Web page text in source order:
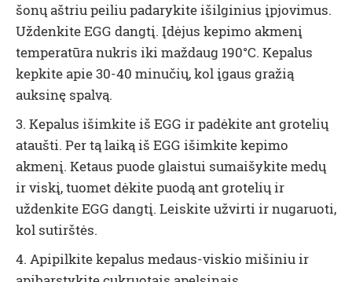
šonų aštriu peiliu padarykite išilginius įpjovimus.
Uždenkite EGG dangtį. Įdėjus kepimo akmenį
temperatūra nukris iki maždaug 190°C. Kepalus
kepkite apie 30-40 minučių, kol įgaus gražią
auksinę spalvą.
3. Kepalus išimkite iš EGG ir padėkite ant grotelių
ataušti. Per tą laiką iš EGG išimkite kepimo
akmenį. Ketaus puode glaistui sumaišykite medų
ir viskį, tuomet dėkite puodą ant grotelių ir
uždenkite EGG dangtį. Leiskite užvirti ir nugaruoti,
kol sutirštės.
4. Apipilkite kepalus medaus-viskio mišiniu ir